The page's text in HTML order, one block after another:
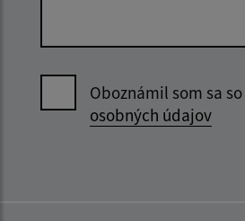
Oboznámil som sa so
osobných údajov